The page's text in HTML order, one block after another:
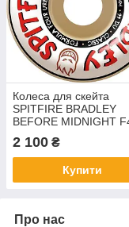
Колеса для скейта
SPITFIRE BRADLEY
BEFORE MIDNIGHT
2 100 ₴
Купити
Про нас